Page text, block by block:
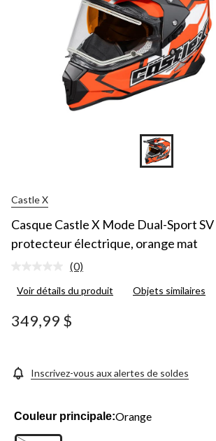
Castle X
Casque Castle X Mode Dual-Sport
protecteur électrique, orange mat
Aucune
pour
produit.
Lien
page.
(0)
Voir détails du produit Objets similaires
349,99 $
Inscrivez-vous aux alertes de soldes
Couleur principale:Orange